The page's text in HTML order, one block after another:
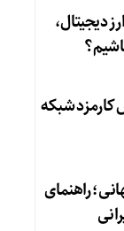
دیجیتال،
کارمزد شبکه
راهنمای